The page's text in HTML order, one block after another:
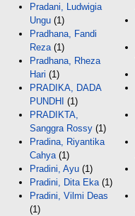
Pradani, Ludwigia
Ungu (1)
Pradhana, Fandi
Reza (1)
Pradhana, Rheza
Hari (1)
PRADIKA, DADA
PUNDHI (1)
PRADIKTA,
Sanggra Rossy (1)
Pradina, Riyantika
Cahya (1)
Pradini, Ayu (1)
Pradini, Dita Eka (1)
Pradini, Vilmi Deas
(1)